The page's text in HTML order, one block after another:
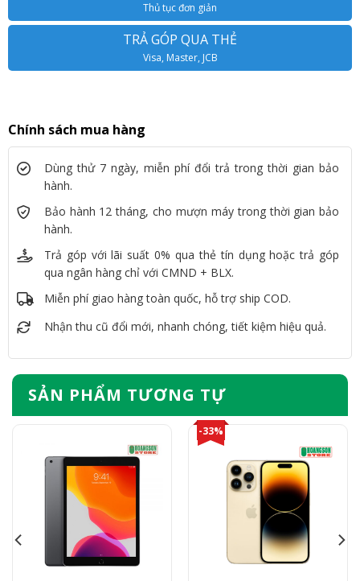
Thủ tục đơn giản
TRẢ GÓP QUA THẺ
Visa, Master, JCB
Chính sách mua hàng
Dùng thử 7 ngày, miễn phí đổi trả trong thời gian bảo
hành.
Bảo hành 12 tháng, cho mượn máy trong thời gian bảo
hành.
Trả góp với lãi suất 0% qua thẻ tín dụng hoặc trả góp
qua ngân hàng chỉ với CMND + BLX.
Miễn phí giao hàng toàn quốc, hỗ trợ ship COD.
Nhận thu cũ đổi mới, nhanh chóng, tiết kiệm hiệu quả.
SẢN PHẨM TƯƠNG TỰ
-33%